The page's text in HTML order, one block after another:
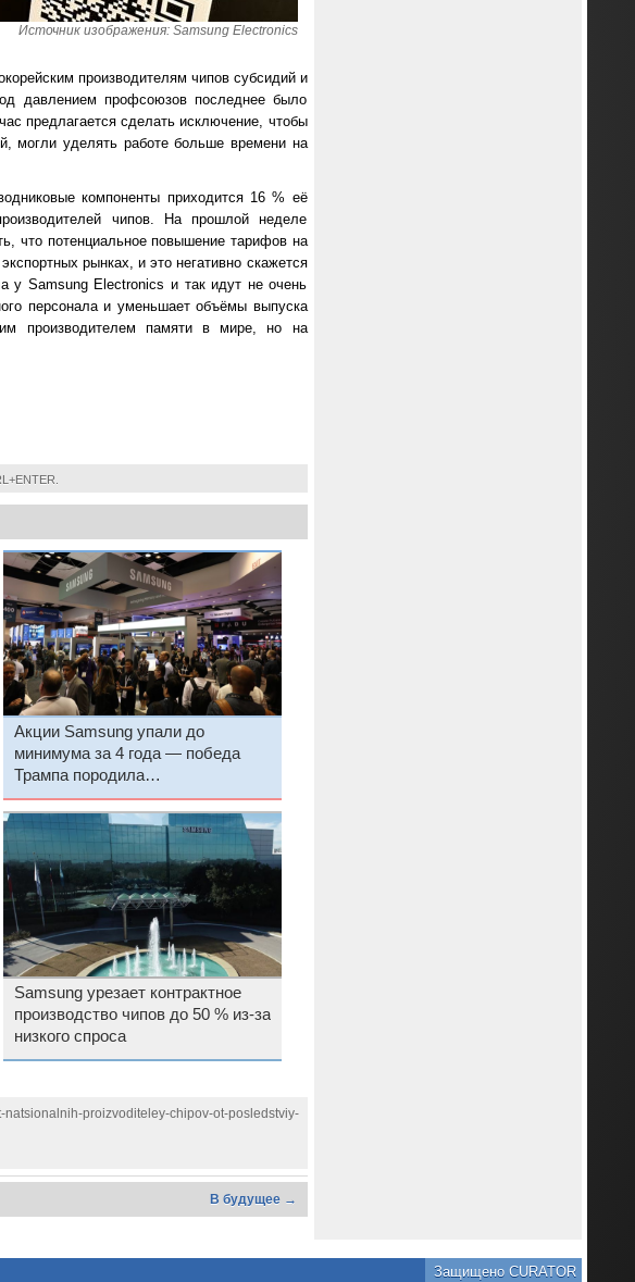
Источник изображения: Samsung Electronics
производителям чипов субсидий и
давлением профсоюзов последнее было
предлагается сделать исключение, чтобы
могли уделять работе больше времени на
компоненты приходится 16 % её
чипов. На прошлой неделе
что потенциальное повышение тарифов на
рынках, и это негативно скажется
у Samsung Electronics и так идут не очень
персонала и уменьшает объёмы выпуска
производителем памяти в мире, но на
Акции Samsung упали до
минимума за 4 года — победа
Трампа породила
неопределённость для компании
Samsung урезает контрактное
производство чипов до 50 % из-за
низкого спроса
proizvoditeley-chipov-ot-posledstviy-
В будущее →
Защищено CURATOR